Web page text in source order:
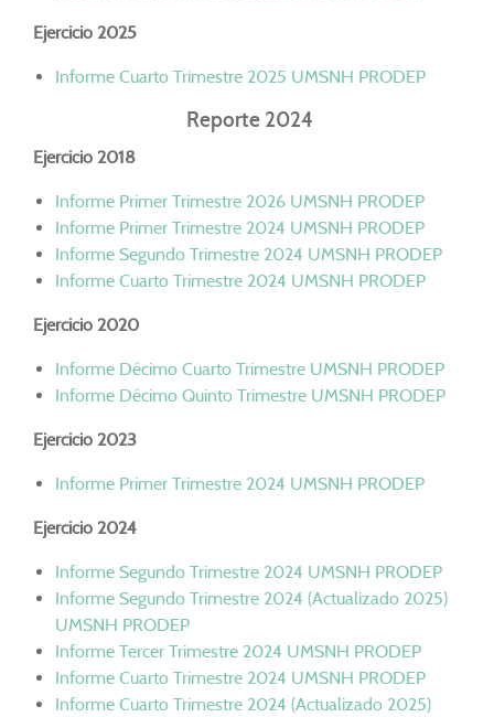
Ejercicio 2025
Informe Cuarto Trimestre 2025 UMSNH PRODEP
Reporte 2024
Ejercicio 2018
Informe Primer Trimestre 2026 UMSNH PRODEP
Informe Primer Trimestre 2024 UMSNH PRODEP
Informe Segundo Trimestre 2024 UMSNH PRODEP
Informe Cuarto Trimestre 2024 UMSNH PRODEP
Ejercicio 2020
Informe Décimo Cuarto Trimestre UMSNH PRODEP
Informe Décimo Quinto Trimestre UMSNH PRODEP
Ejercicio 2023
Informe Primer Trimestre 2024 UMSNH PRODEP
Ejercicio 2024
Informe Segundo Trimestre 2024 UMSNH PRODEP
Informe Segundo Trimestre 2024 (Actualizado 2025)
UMSNH PRODEP
Informe Tercer Trimestre 2024 UMSNH PRODEP
Informe Cuarto Trimestre 2024 UMSNH PRODEP
Informe Cuarto Trimestre 2024 (Actualizado 2025)